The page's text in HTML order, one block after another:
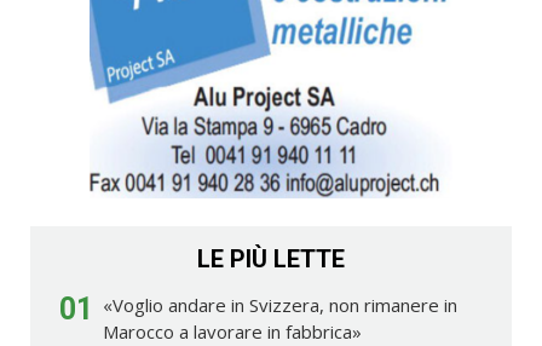
LE PIÙ LETTE
01
«Voglio andare in Svizzera, non rimanere in
Marocco a lavorare in fabbrica»